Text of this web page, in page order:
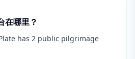
在哪里？
has 2 public pilgrimage